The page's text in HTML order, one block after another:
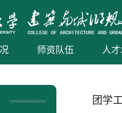
师资队伍 人
团学